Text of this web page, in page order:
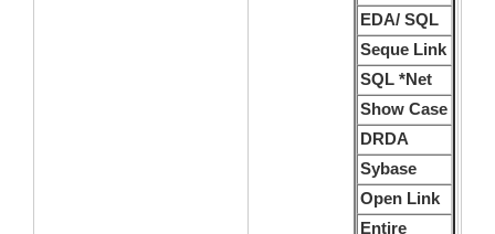
EDA/ SQL
Seque Link
SQL *Net
Show Case
DRDA
Sybase
Open Link
Entire